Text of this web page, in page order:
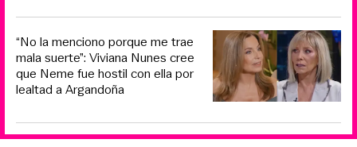
“No la menciono porque me trae
mala suerte”: Viviana Nunes cree
que Neme fue hostil con ella por
lealtad a Argandoña